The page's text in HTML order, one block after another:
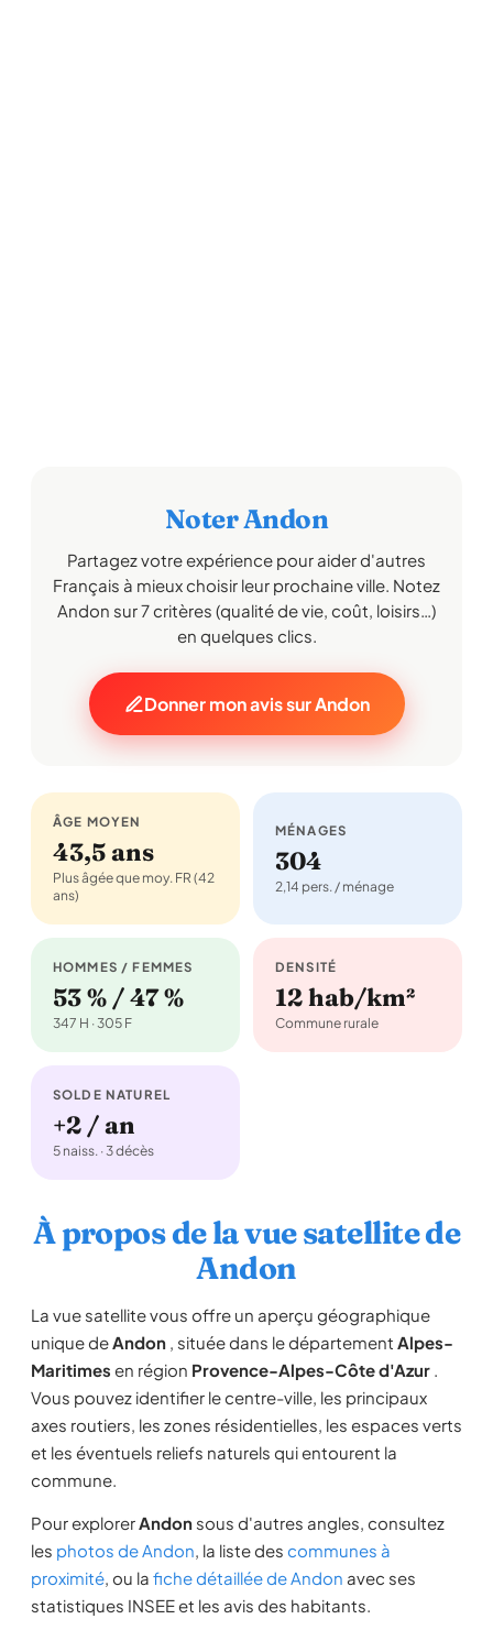
Noter Andon
Partagez votre expérience pour aider d'autres
Français à mieux choisir leur prochaine ville. Notez
Andon sur 7 critères (qualité de vie, coût, loisirs…)
en quelques clics.
Donner mon avis sur Andon
ÂGE MOYEN
43,5 ans
Plus âgée que moy. FR (42
ans)
MÉNAGES
304
2,14 pers. / ménage
HOMMES / FEMMES
53 % / 47 %
347 H · 305 F
DENSITÉ
12 hab/km²
Commune rurale
SOLDE NATUREL
+2 / an
5 naiss. · 3 décès
À propos de la vue satellite de
Andon
La vue satellite vous offre un aperçu géographique
unique deAndon , située dans le département Alpes-
Maritimes en région Provence-Alpes-Côte d'Azur .
Vous pouvez identifier le centre-ville, les principaux
axes routiers, les zones résidentielles, les espaces verts
et les éventuels reliefs naturels qui entourent la
commune.
Pour explorerAndon sous d'autres angles, consultez
les photos de Andon, la liste des communes à
proximité, ou la fiche détaillée de Andon avec ses
statistiques INSEE et les avis des habitants.